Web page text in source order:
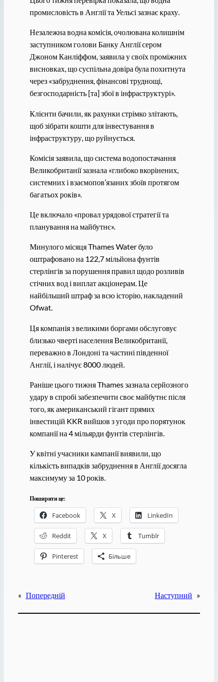
промисловість в Англії та Уельсі зазнає краху.
Незалежна водна комісія, очолювана колишнім
заступником голови Банку Англії сером
Джоном Канліффом, заявила у своїх проміжних
висновках, що суспільна довіра була похитнута
через «забруднення, фінансові труднощі,
безгосподарність [та] збої в інфраструктурі».
Клієнти бачили, як рахунки стрімко злітають,
щоб зібрати кошти для інвестування в
інфраструктуру, що руйнується.
Комісія заявила, що система водопостачання
Великобританії зазнала «глибоко вкорінених,
системних і взаємопов’язаних збоїв протягом
багатьох років».
Це включало «провал урядової стратегії та
планування на майбутнє».
Минулого місяця Thames Water було
оштрафовано на 122,7 мільйона фунтів
стерлінгів за порушення правил щодо розливів
стічних вод і виплат акціонерам. Це
найбільший штраф за всю історію, накладений
Ofwat.
Ця компанія з великими боргами обслуговує
близько чверті населення Великобританії,
переважно в Лондоні та частині південної
Англії, і налічує 8000 людей.
Раніше цього тижня Thames зазнала серйозного
удару в спробі забезпечити своє майбутнє після
того, як американський гігант прямих
інвестицій KKR вийшов з угоди про порятунок
компанії на 4 мільярди фунтів стерлінгів.
У квітні учасники кампанії виявили, що
кількість випадків забруднення в Англії досягла
максимуму за 10 років.
Поширити це:
Facebook X LinkedIn
Reddit X Tumblr
Pinterest Більше
« Попередній Наступний »